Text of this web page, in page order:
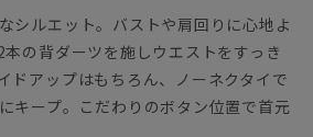
シルエット。バストや肩回りに心地よ
の背ダーツを施しウエストをすっき
ドアップはもちろん、ノーネクタイで
キープ。こだわりのボタン位置で首元